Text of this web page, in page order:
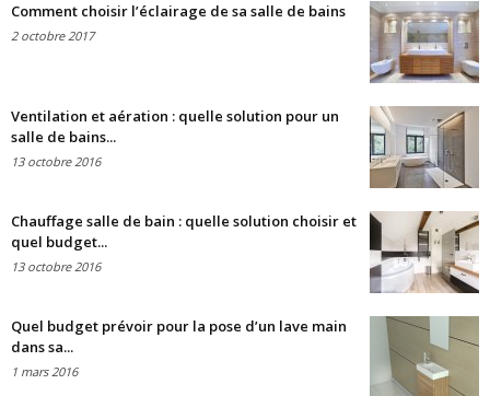
Comment choisir l’éclairage de sa salle de bains
2 octobre 2017
Ventilation et aération : quelle solution pour un
salle de bains...
13 octobre 2016
Chauffage salle de bain : quelle solution choisir et
quel budget...
13 octobre 2016
Quel budget prévoir pour la pose d’un lave main
dans sa...
1 mars 2016